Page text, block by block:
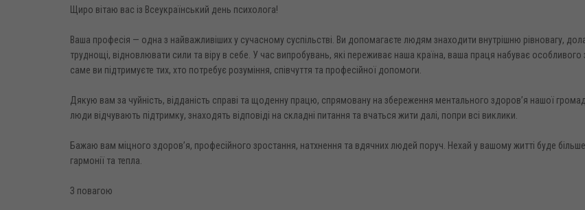
Щиро вітаю вас із Всеукраїнський день психолога!
Ваша професія — одна з найважливіших у сучасному суспільстві. Ви допомагаєте людям знаходити внутрішню рівновагу,
труднощі, відновлювати сили та віру в себе. У час випробувань, які переживає наша країна, ваша праця набуває
саме ви підтримуєте тих, хто потребує розуміння, співчуття та професійної допомоги.
Дякую вам за чуйність, відданість справі та щоденну працю, спрямовану на збереження ментального здоров’я нашої
люди відчувають підтримку, знаходять відповіді на складні питання та вчаться жити далі, попри всі виклики.
Бажаю вам міцного здоров’я, професійного зростання, натхнення та вдячних людей поруч. Нехай у вашому житті буде
гармонії та тепла.
З повагою